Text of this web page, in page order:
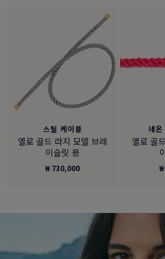
스틸 케이블
옐로 골드 라지 모델 브레
이슬릿 용
₩ 730,000
네
옐로 골